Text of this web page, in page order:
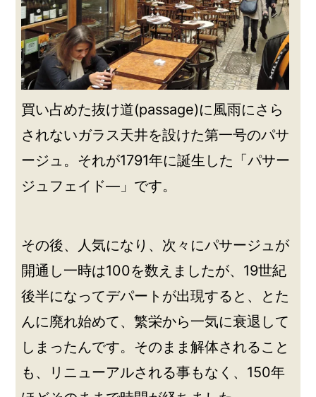
買い占めた抜け道(passage)に風雨にさら
されないガラス天井を設けた第一号のパサ
ージュ。それが1791年に誕生した「パサー
ジュフェイド―」です。
その後、人気になり、次々にパサージュが
開通し一時は100を数えましたが、19世紀
後半になってデパートが出現すると、とた
んに廃れ始めて、繁栄から一気に衰退して
しまったんです。そのまま解体されること
も、リニューアルされる事もなく、150年